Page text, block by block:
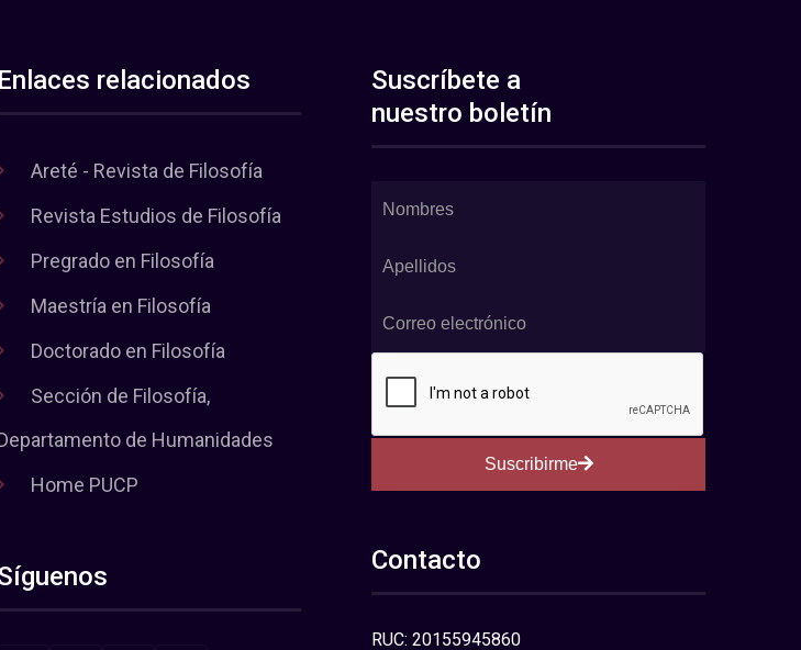
Enlaces relacionados
Areté - Revista de Filosofía
Revista Estudios de Filosofía
Pregrado en Filosofía
Maestría en Filosofía
Doctorado en Filosofía
Sección de Filosofía,
de Humanidades
Home PUCP
Suscríbete a
nuestro boletín
Suscribirme
Contacto
RUC: 20155945860